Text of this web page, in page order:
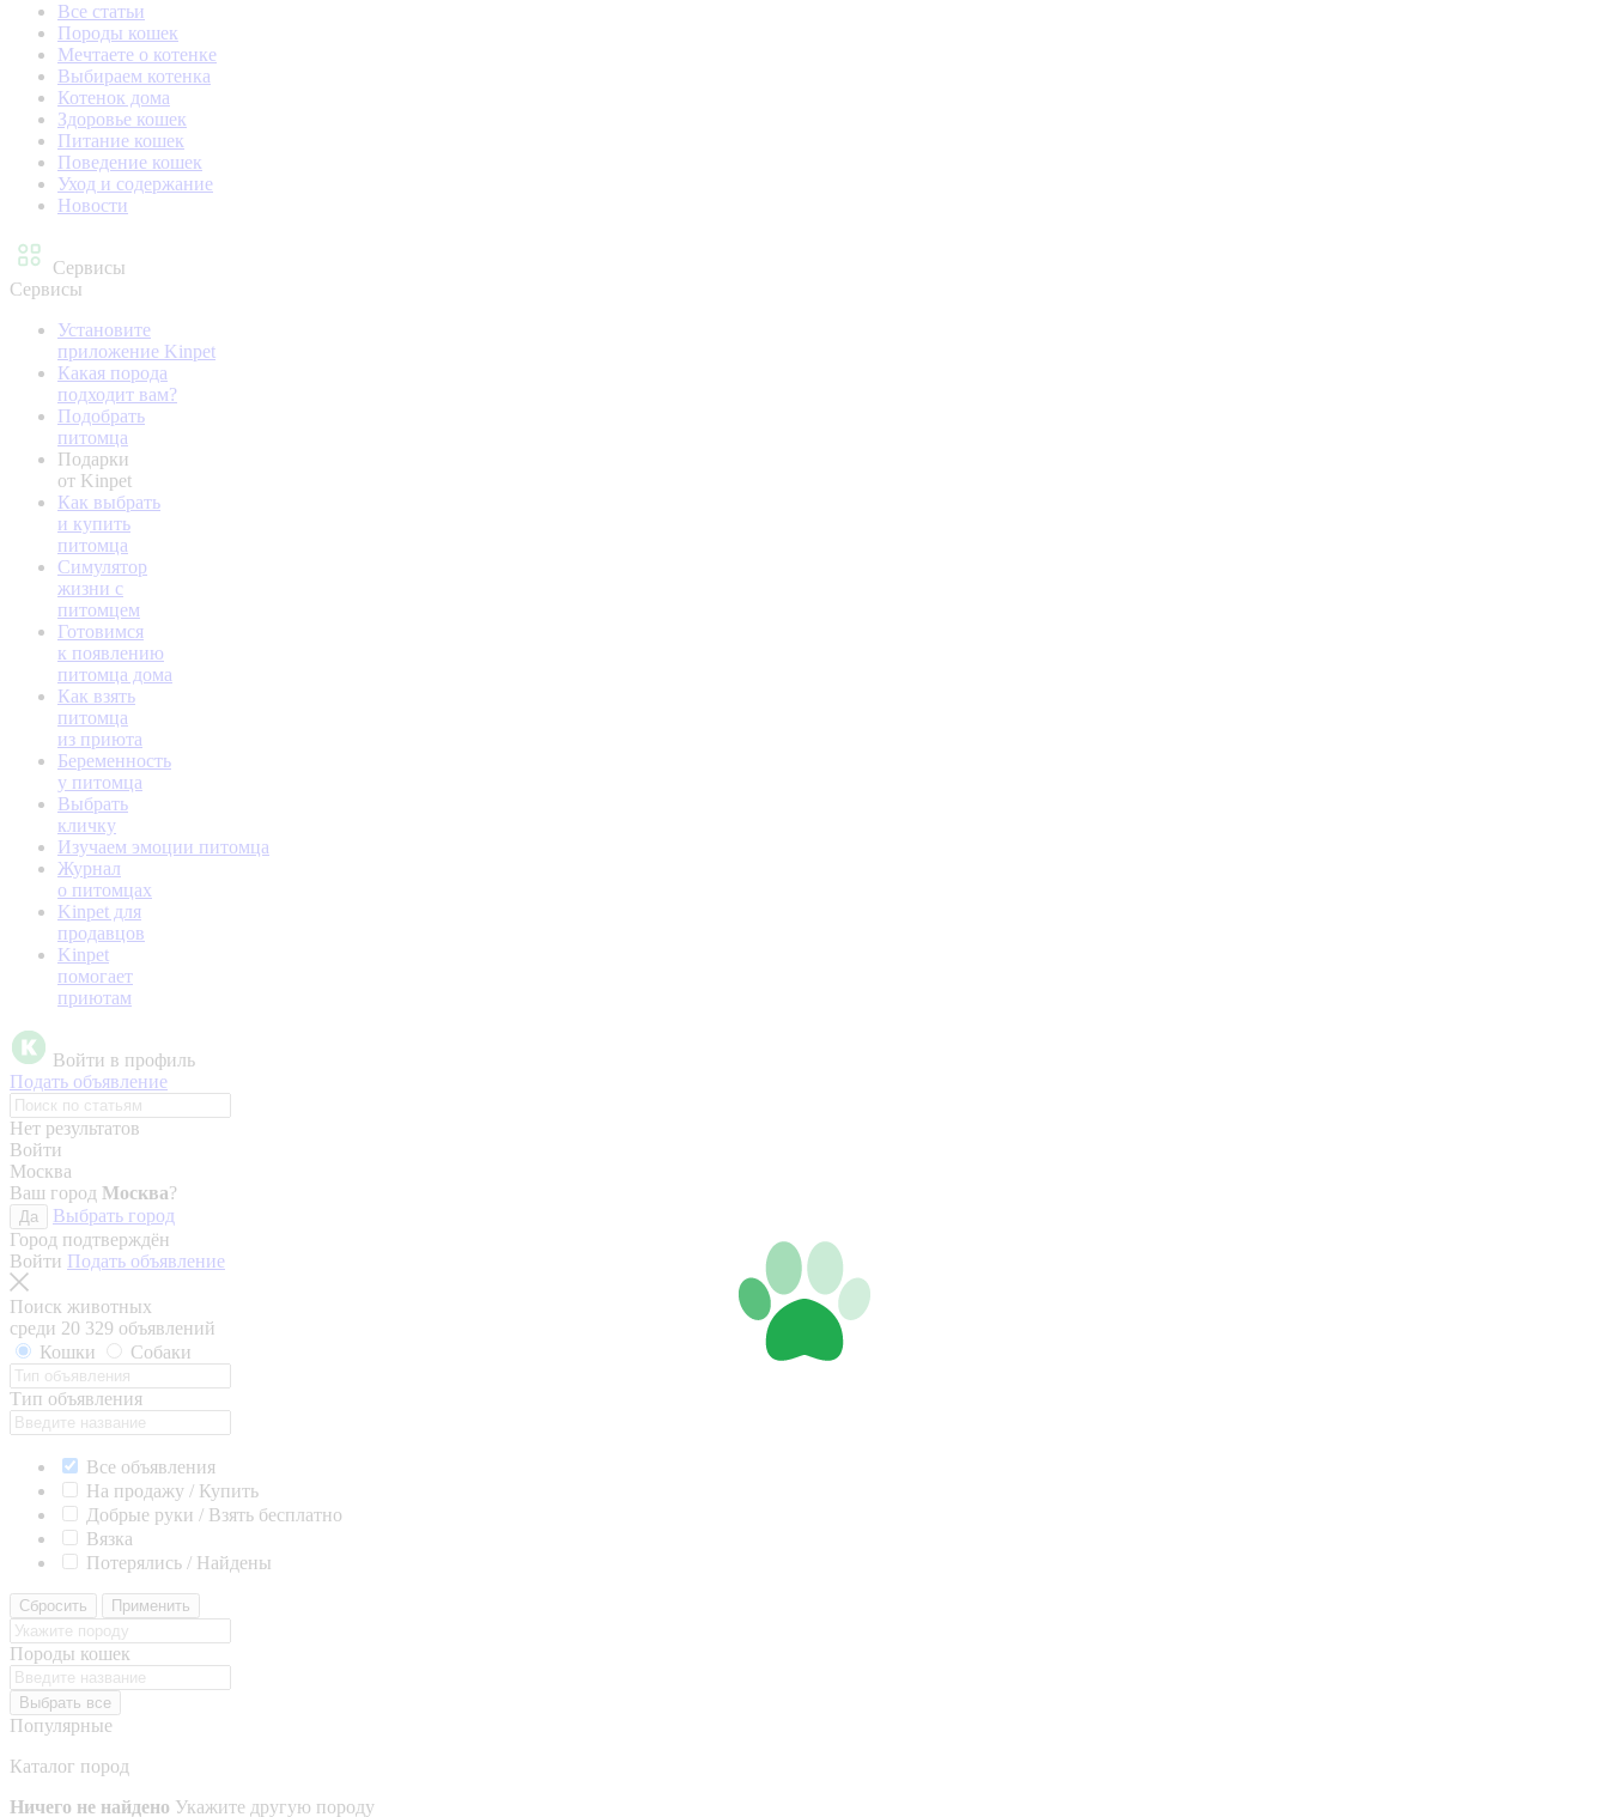
Все статьи
Породы кошек
Мечтаете о котенке
Выбираем котенка
Котенок дома
Здоровье кошек
Питание кошек
Поведение кошек
Уход и содержание
Новости
Сервисы
Сервисы
Установите
приложение Kinpet
Какая порода
подходит вам?
Подобрать
питомца
Подарки
от Kinpet
Как выбрать
и купить
питомца
Симулятор
жизни с
питомцем
Готовимся
к появлению
питомца дома
Как взять
питомца
из приюта
Беременность
у питомца
Выбрать
кличку
Изучаем эмоции питомца
Журнал
о питомцах
Kinpet для
продавцов
Kinpet
помогает
приютам
Войти в профиль
Подать объявление
Нет результатов
Войти
Москва
Ваш город Москва?
Да
Выбрать город
Город подтверждён
Войти Подать объявление
Поиск животных
среди 20 329 объявлений
Кошки
Собаки
Тип объявления
Все объявления
На продажу / Купить
Добрые руки / Взять бесплатно
Вязка
Потерялись / Найдены
Сбросить Применить
Породы кошек
Выбрать все
Популярные
Каталог пород
Ничего не найдено Укажите другую породу